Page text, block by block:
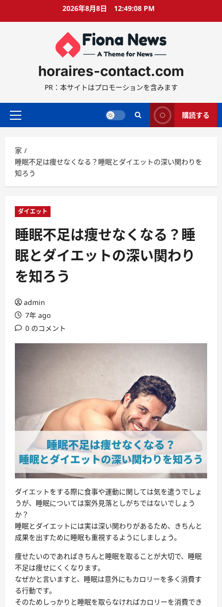
2026年8月8日 12:49:09 PM
horaires-contact.com
PR：本サイトはプロモーションを含みます
プ
マ
リ
ー
メ
ュ
購読する
家
睡眠不足は痩せなくなる？睡眠とダイエットの深い関わりを
知ろう
ダイエット
睡眠不足は痩せなくなる？睡
眠とダイエットの深い関わり
を知ろう
admin
7年 ago
0 のコメント
ダイエットをする際に食事や運動に関しては気を遣うでしょ
うが、睡眠については案外見落としがちではないでしょう
か？
睡眠とダイエットには実は深い関わりがあるため、きちんと
成果を出すために睡眠も重視するようにしましょう。
痩せたいのであればきちんと睡眠を取ることが大切で、睡眠
不足は痩せにくくなります。
なぜかと言いますと、 睡眠は意外にもカロリーを多く消費す
る行動です。
そのためしっかりと睡眠を取らなければカロリーを消費でき